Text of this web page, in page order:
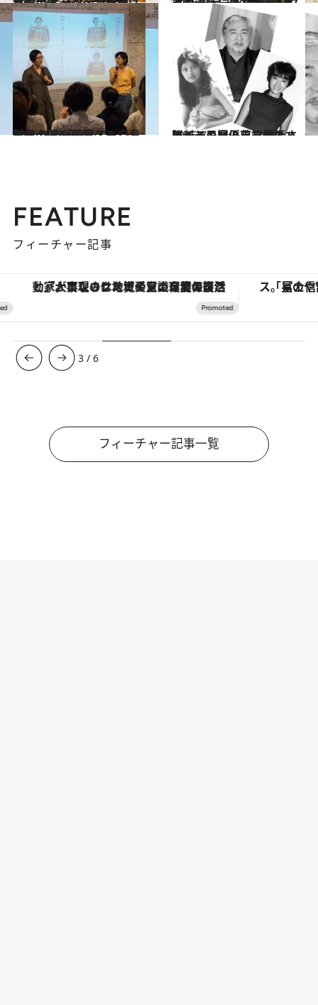
2016.7.19
対談 ジェーン・スー×しまおまほ 「子育てと自意識との間の葛藤って？」
カルチャー 2016.7.5
勝新、早見優、アグネス・ラム…… 芸能界とハワイとの関係史を総括する
カルチャー
FEATURE
フィーチャー記事
「星のや富士」でデジタルデトックス。冨士信仰の歴史を辿り、心身を調える。 【銀座で出合う最旬美容】美髪ケアや上質
4 /6
フィーチャー記事一覧